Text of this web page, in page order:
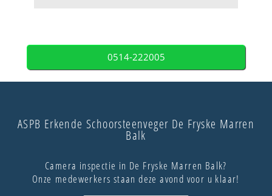
0514-222005
ASPB Erkende Schoorsteenveger De Fryske Marren
Balk
Camera inspectie in De Fryske Marren Balk?
Onze medewerkers staan deze avond voor u klaar!